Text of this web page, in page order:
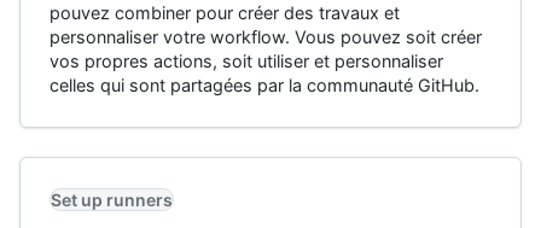
pouvez combiner pour créer des travaux et
personnaliser votre workflow. Vous pouvez soit créer
vos propres actions, soit utiliser et personnaliser
celles qui sont partagées par la communauté GitHub.
Set up runners